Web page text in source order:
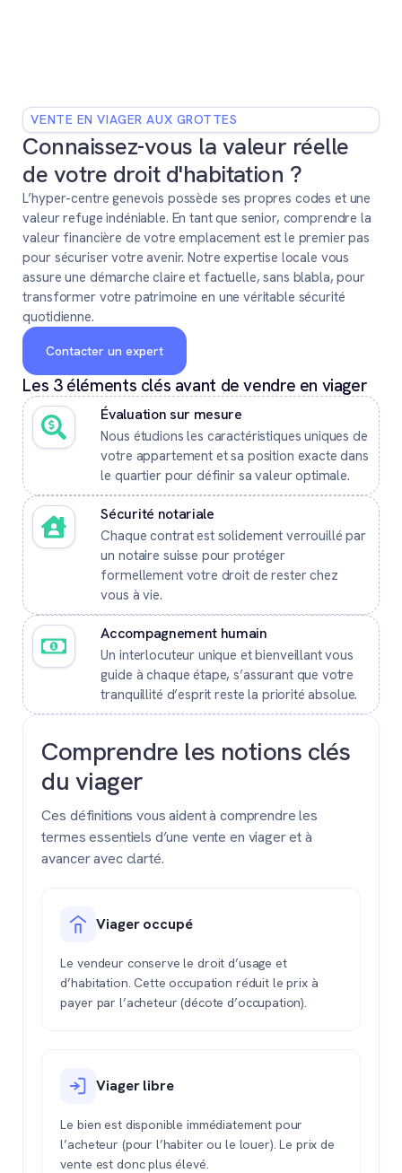
VENTE EN VIAGER AUX GROTTES
Connaissez-vous la valeur réelle
de votre droit d'habitation ?
L’hyper-centre genevois possède ses propres codes et une
valeur refuge indéniable. En tant que senior, comprendre la
valeur financière de votre emplacement est le premier pas
pour sécuriser votre avenir. Notre expertise locale vous
assure une démarche claire et factuelle, sans blabla, pour
transformer votre patrimoine en une véritable sécurité
quotidienne.
Contacter un expert
Les 3 éléments clés avant de vendre en viager
Évaluation sur mesure
Nous étudions les caractéristiques uniques de
votre appartement et sa position exacte dans
le quartier pour définir sa valeur optimale.
Sécurité notariale
Chaque contrat est solidement verrouillé par
un notaire suisse pour protéger
formellement votre droit de rester chez
vous à vie.
Accompagnement humain
Un interlocuteur unique et bienveillant vous
guide à chaque étape, s’assurant que votre
tranquillité d’esprit reste la priorité absolue.
Comprendre les notions clés
du viager
Ces définitions vous aident à comprendre les
termes essentiels d’une vente en viager et à
avancer avec clarté.
Viager occupé
Le vendeur conserve le droit d’usage et
d’habitation. Cette occupation réduit le prix à
payer par l’acheteur (décote d’occupation).
Viager libre
Le bien est disponible immédiatement pour
l’acheteur (pour l’habiter ou le louer). Le prix de
vente est donc plus élevé.